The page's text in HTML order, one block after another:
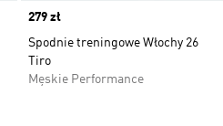
Price
279 zł
Spodnie treningowe Włochy 26
Tiro
Męskie Performance